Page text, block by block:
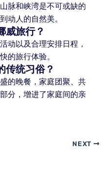
脉和峡湾是不可或缺的
动人的自然美。
威旅行？
动以及合理安排日程，
的旅行体验。
传统习俗？
的晚餐，家庭团聚、共
分，增进了家庭间的亲
NEXT